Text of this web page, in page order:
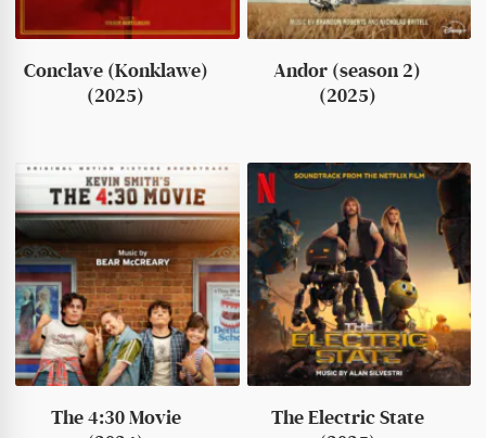
Conclave (Konklawe)
(2025)
Andor (season 2)
(2025)
The 4:30 Movie
The Electric State